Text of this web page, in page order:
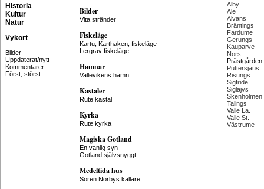
Historia
Kultur
Natur
Vykort
Bilder
Uppdaterat/nytt
Kommentarer
Först, störst
Bilder
Vita stränder
Fiskeläge
Kartu, Karthaken, fiskeläge
Lergrav fiskeläge
Hamnar
Vallevikens hamn
Kastaler
Rute kastal
Kyrka
Rute kyrka
Magiska Gotland
En vanlig syn
Gotland självsnyggt
Medeltida hus
Sören Norbys källare
Alby
Ale
Alvans
Bräntings
Fardume
Gerungs
Kauparve
Nors
Prästgården
Puttersjaus
Risungs
Sigfride
Siglajvs
Skenholmen
Talings
Valle La.
Valle St.
Västrume